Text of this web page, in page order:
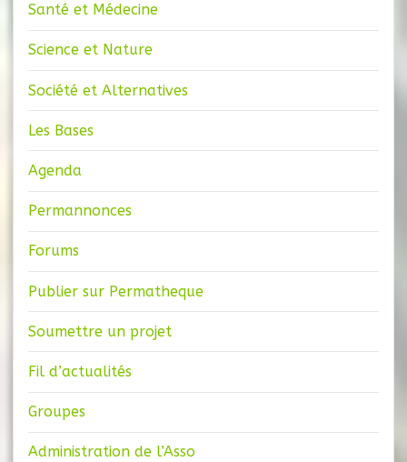
Santé et Médecine
Science et Nature
Société et Alternatives
Les Bases
Agenda
Permannonces
Forums
Publier sur Permatheque
Soumettre un projet
Fil d’actualités
Groupes
Administration de l’Asso